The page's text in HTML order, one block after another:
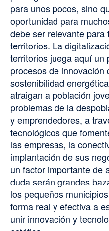
para unos pocos, sino
oportunidad para
debe ser relevante para
territorios. La
territorios juega aquí un
procesos de innovación
sostenibilidad
atraigan a población
problemas de la
y emprendedores, a
tecnológicos que
las empresas, la
implantación de sus
un factor importante de
duda serán grandes
los pequeños
forma real y efectiva a
unir innovación y